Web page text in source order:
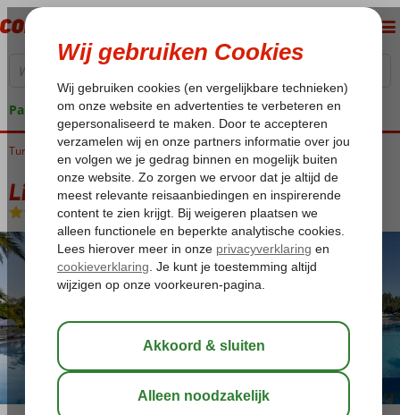
Pakketgarantie
Home
Turkije Turkse Riviera Belek Limak Arcadia
Limak Arcadia
Ultra All Inclusive-Hotel